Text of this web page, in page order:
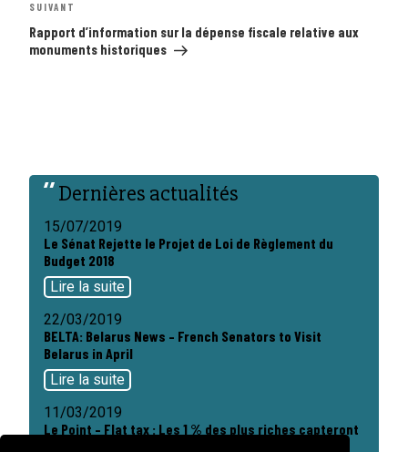
Article
suivant
SUIVANT
Rapport d’information sur la dépense fiscale relative aux
monuments historiques
Dernières actualités
15/07/2019
Le Sénat Rejette le Projet de Loi de Règlement du
Budget 2018
Lire la suite
22/03/2019
BELTA: Belarus News – French Senators to Visit
Belarus in April
Lire la suite
11/03/2019
Le Point – Flat tax : Les 1 % des plus riches capteront